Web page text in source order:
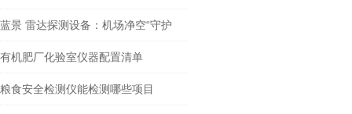
蓝景 雷达探测设备：机场净空“守护
者”，保障航班起降绝对安全
有机肥厂化验室仪器配置清单
粮食安全检测仪能检测哪些项目